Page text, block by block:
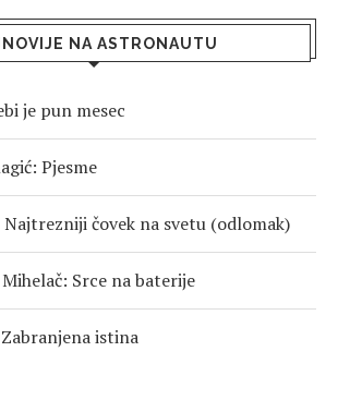
NA ASTRONAUTU
je pun mesec
Pjesme
Najtrezniji čovek na svetu (odlomak)
Srce na baterije
istina